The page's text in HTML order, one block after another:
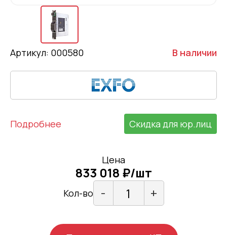
Артикул: 000580 В наличии
Подробнее Скидка для юр.лиц
Цена
833 018 ₽/шт
Кол-во - +